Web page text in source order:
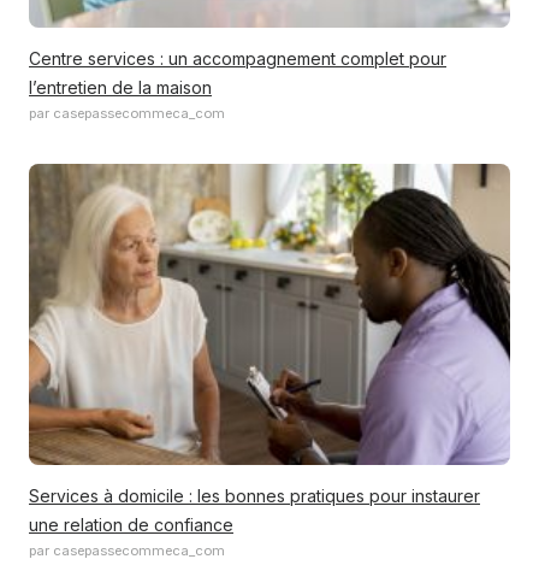
Centre services : un accompagnement complet pour
l’entretien de la maison
par casepassecommeca_com
Services à domicile : les bonnes pratiques pour instaurer
une relation de confiance
par casepassecommeca_com